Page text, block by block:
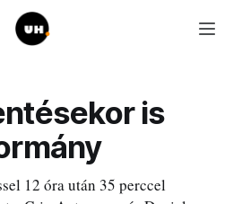
is
12 óra után 35 perccel